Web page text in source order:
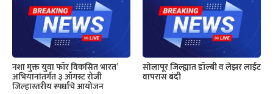
नशा मुक्त युवा फॉर विकसित भारत’
अभियानांतर्गत ३ ऑगस्ट रोजी
जिल्हास्तरीय स्पर्धांचे आयोजन
सोलापूर जिल्ह्यात डॉल्बी व लेझर लाईट
वापरास बंदी